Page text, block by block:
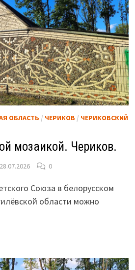
ОБЛАСТЬ / ЧЕРИКОВ / ЧЕРИКОВСКИЙ
мозаикой. Чериков.
28.07.2026 0
Союза в белорусском
области можно